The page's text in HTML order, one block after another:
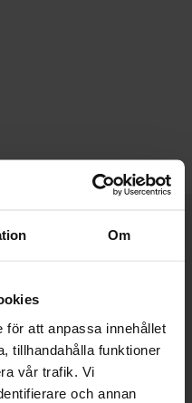
Om
för att anpassa innehållet
tillhandahålla funktioner
vår trafik. Vi
och annan